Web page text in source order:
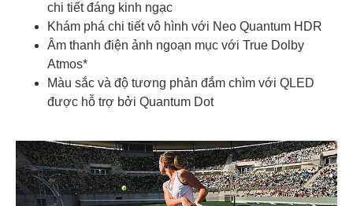
chi tiết đáng kinh ngạc
Khám phá chi tiết vô hình với Neo Quantum HDR
Âm thanh điện ảnh ngoạn mục với True Dolby
Atmos*
Màu sắc và độ tương phản đắm chìm với QLED
được hỗ trợ bởi Quantum Dot